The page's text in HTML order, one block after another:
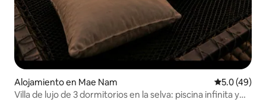
Alojamiento en Mae Nam Calificación
5.0 (49)
Villa de lujo de 3 dormitorios en la selva: piscina infinita y